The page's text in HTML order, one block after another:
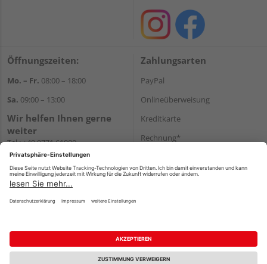
Öffnungszeiten:
Mo. – Fr. 08:00 – 18:00
Sa. 09:00 – 13:00
Wir helfen Ihnen gerne
weiter
Tel.:+49 9771 61880
E-Mail:info@holzland-
niemeyer.de
Zahlungsarten
PayPal
Onlineüberweisung
Kreditkarte
Rechnung*
Versand
Impressum AGB Widerruf
Datenschutz
Reservierungsbedingungen
Vertrag widerrufen